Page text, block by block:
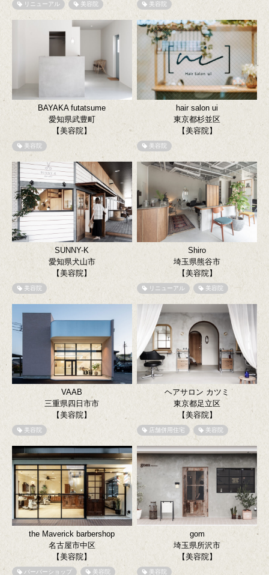
リニューアル 美容院 美容院
BAYAKA futatsume
愛知県武豊町
【美容院】
美容院
hair salon ui
東京都杉並区
【美容院】
美容院
SUNNY-K
愛知県犬山市
【美容院】
美容院
Shiro
埼玉県熊谷市
【美容院】
リニューアル 美容院
VAAB
三重県四日市市
【美容院】
美容院
ヘアサロン カツミ
東京都足立区
【美容院】
店舗併用住宅 美容院
the Maverick barbershop
名古屋市中区
【美容院】
バーバーショップ 美容院
gom
埼玉県所沢市
【美容院】
美容院